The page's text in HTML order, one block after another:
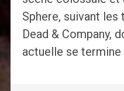
Sphere, suivant les
Dead & Company,
actuelle se termine